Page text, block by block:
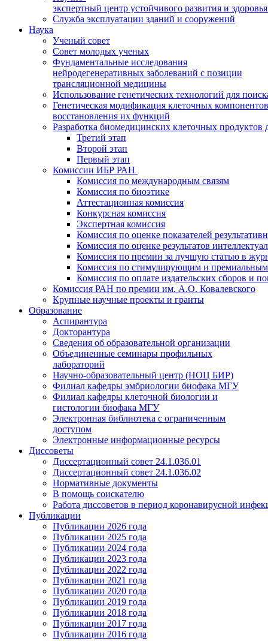
экспертный центр устойчивого развития и
Служба эксплуатации зданий и сооружений
Наука
Ученый совет
Совет молодых ученых
Фундаментальные исследования
нейродегенеративных заболеваний с позиции
трансляционной медицины
Использование генетических технологий для
Генетическая модификация клеточных
восстановления их функций
Разработка биомедицинских клеточных продуктов
Третий этап
Второй этап
Первый этап
Комиссии ИБР РАН
Комиссия по международным связям
Комиссия по биоэтике
Аттестационная комиссия
Конкурсная комиссия
Экспертная комиссия
Комиссия по оценке показателей
Комиссия по оценке результатов
Комиссия по премии за лучшую статью в
Комиссия по стимулирующим и
Комиссия по оплате издательских сборов и
Комиссия РАН по премии им. А.О. Ковалевского
Крупные научные проекты и гранты
Образование
Аспирантура
Докторантура
Сведения об образовательной организации
Объединенные семинары профильных
лабораторий
Научно-образовательный центр (НОЦ БИР)
Филиал кафедры эмбриологии биофака МГУ
Филиал кафедры клеточной биологии и
гистологии биофака МГУ
Электронная библиотека с ограниченным
доступом
Электронные информационные ресурсы
Диссоветы
Диссертационный совет 24.1.036.01
Диссертационный совет 24.1.036.02
Нормативные документы
В помощь соискателю
Работа диссоветов в период коронавирусной
Публикации
Публикации 2026 года
Публикации 2025 года
Публикации 2024 года
Публикации 2023 года
Публикации 2022 года
Публикации 2021 года
Публикации 2020 года
Публикации 2019 года
Публикации 2018 года
Публикации 2017 года
Публикации 2016 года